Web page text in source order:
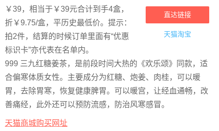
直达链接
天猫淘宝
￥39，相当于￥39元合计到手4盒，
折￥9.75/盒，平历史最低价。提示：
拍2件，结算的时候订单里面有“优惠
标识卡”亦代表在名单内。
999 三九红糖姜茶，是前段时间大热的《欢乐颂》同款，适
合偏寒体质女性。主要成分为红糖、炮姜、肉桂，可以暖
胃，去除胃寒，恢复健康脾胃。可以暖宫，让经血通畅，改
善痛经，此外还可以预防流感，防治风寒感冒。
天猫商城购买网址